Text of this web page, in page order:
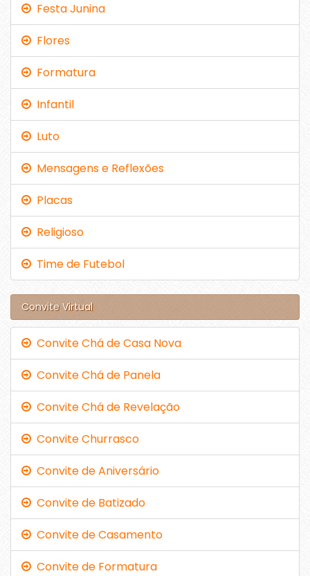
Festa Junina
Flores
Formatura
Infantil
Luto
Mensagens e Reflexões
Placas
Religioso
Time de Futebol
Convite Virtual
Convite Chá de Casa Nova
Convite Chá de Panela
Convite Chá de Revelação
Convite Churrasco
Convite de Aniversário
Convite de Batizado
Convite de Casamento
Convite de Formatura